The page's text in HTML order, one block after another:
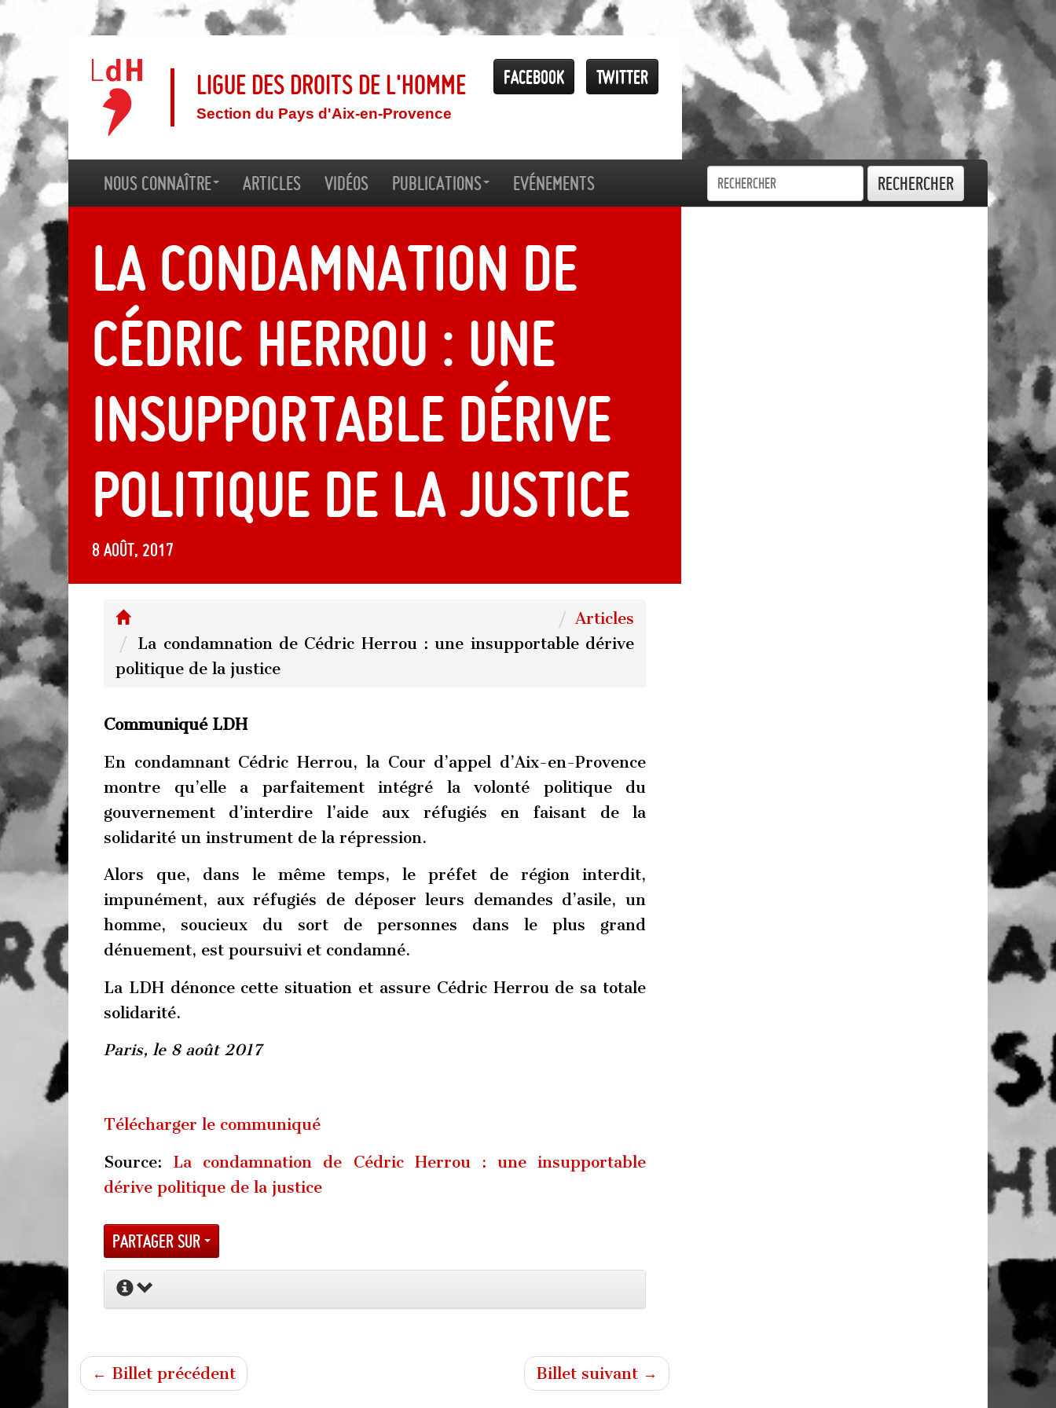
Twitter
Facebook
Ligue des droits de l'Homme
Section du Pays d'Aix-en-Provence
Nous connaître Articles Vidéos Publications Evénements Rechercher
La condamnation de
Cédric Herrou : une
insupportable dérive
politique de la justice
8 août, 2017
Articles
La condamnation de Cédric Herrou : une insupportable dérive
politique de la justice
Communiqué LDH
En condamnant Cédric Herrou, la Cour d’appel d’Aix-en-Provence
montre qu’elle a parfaitement intégré la volonté politique du
gouvernement d’interdire l’aide aux réfugiés en faisant de la
solidarité un instrument de la répression.
Alors que, dans le même temps, le préfet de région interdit,
impunément, aux réfugiés de déposer leurs demandes d’asile, un
homme, soucieux du sort de personnes dans le plus grand
dénuement, est poursuivi et condamné.
La LDH dénonce cette situation et assure Cédric Herrou de sa totale
solidarité.
Paris, le 8 août 2017
Télécharger le communiqué
Source: La condamnation de Cédric Herrou : une insupportable
dérive politique de la justice
Partager sur
← Billet précédent Billet suivant →